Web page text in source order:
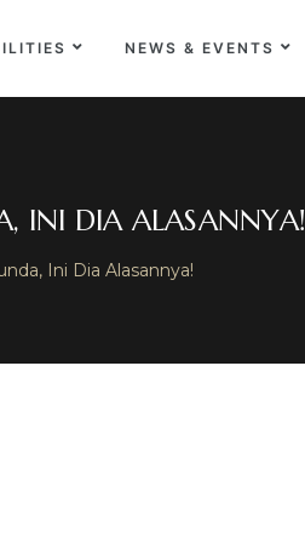
NEWS & EVENTS
INI DIA ALASANNYA!
Ini Dia Alasannya!